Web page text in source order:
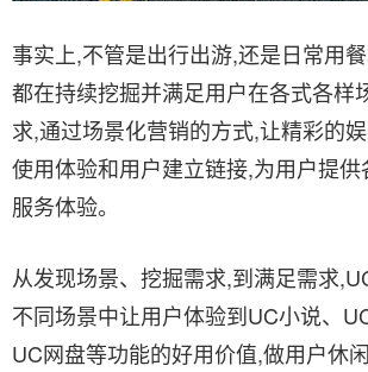
事实上,不管是出行出游,还是日常用
都在持续挖掘并满足用户在各式各样
求,通过场景化营销的方式,让精彩的
使用体验和用户建立链接,为用户提
服务体验。
从发现场景、挖掘需求,到满足需求
不同场景中让用户体验到UC小说、
UC网盘等功能的好用价值,做用户休